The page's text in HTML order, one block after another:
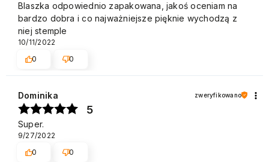
Blaszka odpowiednio zapakowana, jakoś oceniam na
bardzo dobra i co najważniejsze pięknie wychodzą z
niej stemple
10/11/2022
0
0
Dominika zweryfikowano
5
Super.
9/27/2022
0
0